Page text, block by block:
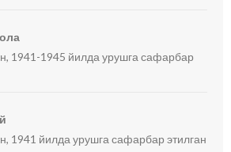
1941-1945 йилда урушга сафарбар
1941 йилда урушга сафарбар этилган